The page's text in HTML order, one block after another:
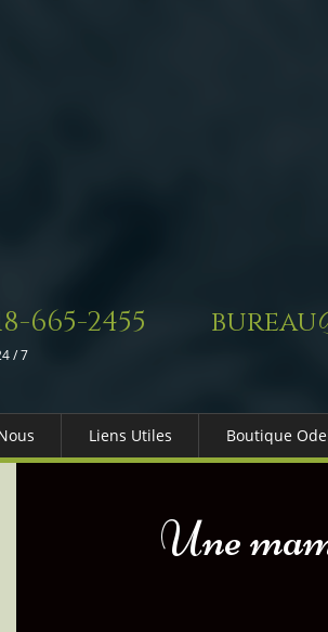
665-2455
/ 7
Liens Utiles
Services Gouv. et Autres
Boutique
Une